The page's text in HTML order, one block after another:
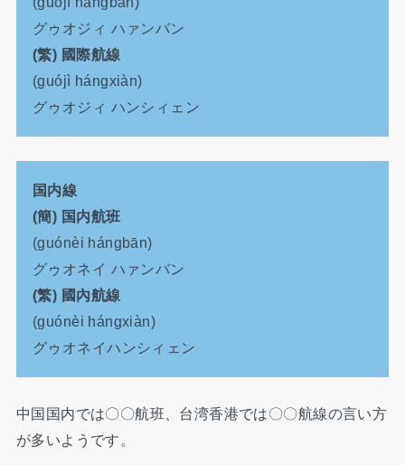
グゥオジィ ハァンバン
(繁) 國際航線
(guójì hángxiàn)
グゥオジィ ハンシィェン
国内線
(簡) 国内航班
(guónèi hángbān)
グゥオネイ ハァンバン
(繁) 國內航線
(guónèi hángxiàn)
グゥオネイハンシィェン
中国国内では〇〇航班、台湾香港では〇〇航線の言い方
が多いようです。